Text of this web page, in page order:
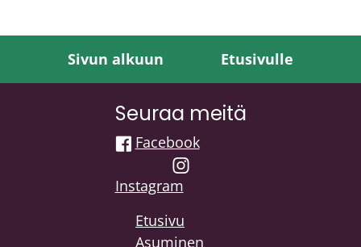
Sivun alkuun Etusivulle
Seuraa meitä
Facebook
Instagram
Etusivu
Asuminen